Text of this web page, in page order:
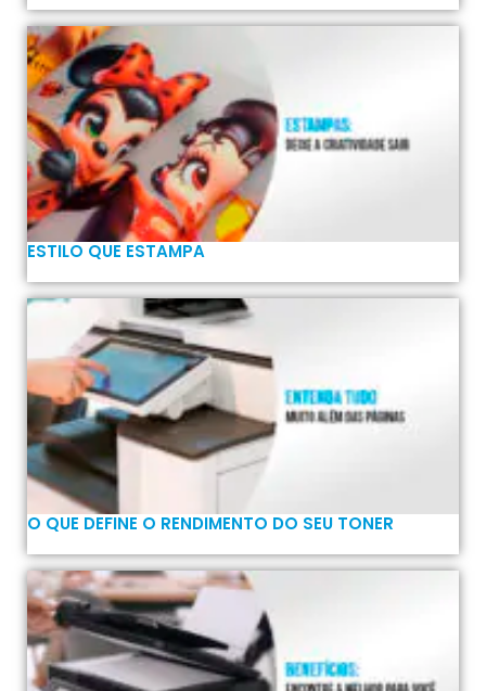
ESTILO QUE ESTAMPA
O QUE DEFINE O RENDIMENTO DO SEU TONER